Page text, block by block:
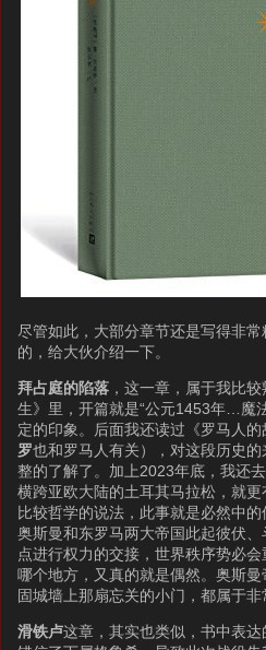
尽管如此，大部分章节还是写得非
的，给大伙介绍一下。
拜占庭的陷落 ，这一章，属于我比
生》里，开篇就是“公元1453年…魔
定的印象。后面我还读过《罗马人
罗也和罗马人有关），对这段历史
整的了解了。加上2023年底，我还
横跨亚欧大陆的土耳其马拉松，就更
比较哲学的说法，此事就是必然中的
奥斯曼和东罗马两大帝国此起彼伏
点进行权力的交接，世界秩序势必
哪个地方，又真的就是偶然。奥斯曼
固城墙上那扇忘关的小门，都属于非
滑铁卢这章，其实也类似，书中表